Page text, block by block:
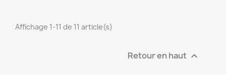
Affichage 1-11 de 11 article(s)
Retour en haut 